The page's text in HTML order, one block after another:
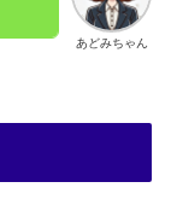
あどみちゃん